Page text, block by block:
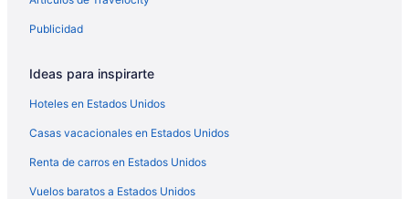
Publicidad
Ideas para inspirarte
Hoteles en Estados Unidos
Casas vacacionales en Estados Unidos
Renta de carros en Estados Unidos
Vuelos baratos a Estados Unidos